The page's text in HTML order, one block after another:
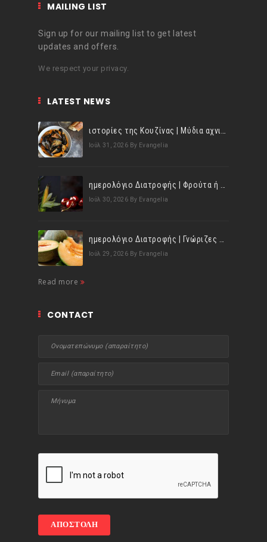
MAILING LIST
Sign up for our mailing list to get latest
updates and offers.
We respect your privacy.
LATEST NEWS
Ιούλ 31, 2026 By Evangelia
Ιούλ 30, 2026 By Evangelia
Ιούλ 29, 2026 By Evangelia
Read more
CONTACT